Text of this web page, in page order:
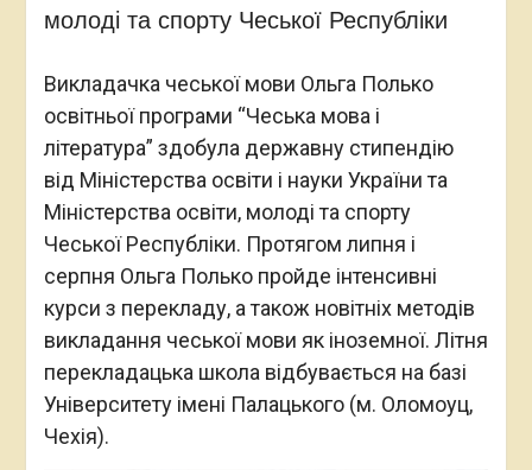
молоді та спорту Чеської Республіки
Викладачка чеської мови Ольга Полько
освітньої програми “Чеська мова і
література” здобула державну стипендію
від Міністерства освіти і науки України та
Міністерства освіти, молоді та спорту
Чеської Республіки. Протягом липня і
серпня Ольга Полько пройде інтенсивні
курси з перекладу, а також новітніх методів
викладання чеської мови як іноземної. Літня
перекладацька школа відбувається на базі
Університету імені Палацького (м. Оломоуц,
Чехія).